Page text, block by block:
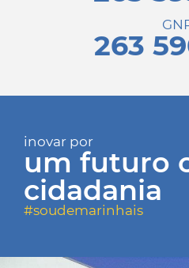
263
inovar por
um futuro
cidadania
#soudemarinhais